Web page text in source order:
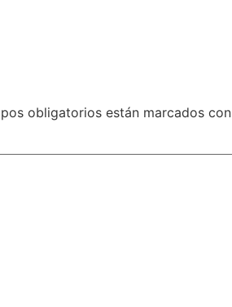
obligatorios están marcados con